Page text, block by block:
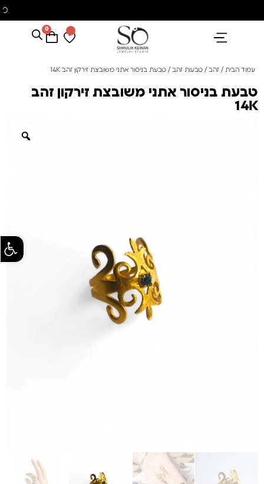
0
עמוד הבית / זהב / טבעות זהב / טבעת בניסור אתני משובצת זירקון זהב 14K
טבעת בניסור אתני משובצת זירקון זהב
14K
פתח